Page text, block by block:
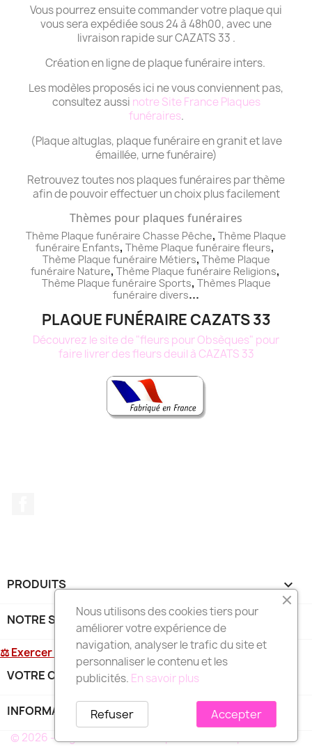
Vous pourrez ensuite commander votre plaque qui
vous sera expédiée sous 24 à 48h00, avec une
livraison rapide sur CAZATS 33 .
Création en ligne de plaque funéraire inters.
Les modèles proposés ici ne vous conviennent pas,
consultez aussi notre Site France Plaques
funéraires.
(Plaque altuglas, plaque funéraire en granit et lave
émaillée, urne funéraire)
Retrouvez toutes nos plaques funéraires par thème
afin de pouvoir effectuer un choix plus facilement
Thèmes pour plaques funéraires
Thème Plaque funéraire Chasse Pêche, Thème Plaque
funéraire Enfants, Thème Plaque funéraire fleurs,
Thème Plaque funéraire Métiers, Thème Plaque
funéraire Nature, Thème Plaque funéraire Religions,
Thème Plaque funéraire Sports, Thèmes Plaque
funéraire divers...
PLAQUE FUNÉRAIRE CAZATS 33
Découvrez le site de "fleurs pour Obsèques" pour
faire livrer des fleurs deuil à CAZATS 33
PRODUITS 
NOTRE SOCIÉTÉ
⚖ Exercer mon droit de rétractation
VOTRE COMPTE
INFORMATIONS
© 2026 - Logiciel e-commerce par PrestaShop™
Nous utilisons des cookies tiers pour
améliorer votre expérience de
navigation, analyser le trafic du site et
personnaliser le contenu et les
publicités. En savoir plus
Accepter
Refuser